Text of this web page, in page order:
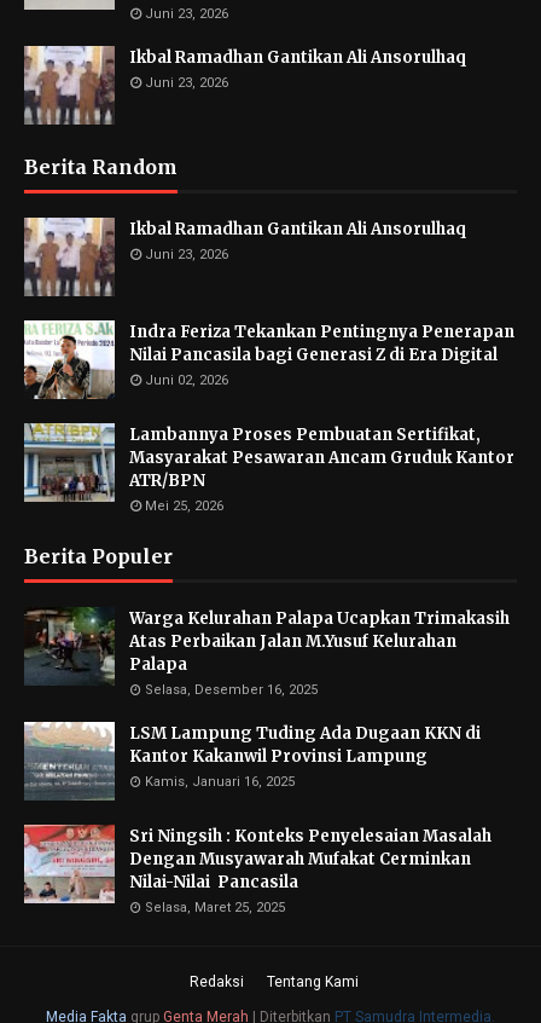
Juni 23, 2026
Ikbal Ramadhan Gantikan Ali Ansorulhaq
Juni 23, 2026
Berita Random
Ikbal Ramadhan Gantikan Ali Ansorulhaq
Juni 23, 2026
Indra Feriza Tekankan Pentingnya Penerapan
Nilai Pancasila bagi Generasi Z di Era Digital
Juni 02, 2026
Lambannya Proses Pembuatan Sertifikat,
Masyarakat Pesawaran Ancam Gruduk Kantor
ATR/BPN
Mei 25, 2026
Berita Populer
Warga Kelurahan Palapa Ucapkan Trimakasih
Atas Perbaikan Jalan M.Yusuf Kelurahan
Palapa
Selasa, Desember 16, 2025
LSM Lampung Tuding Ada Dugaan KKN di
Kantor Kakanwil Provinsi Lampung
Kamis, Januari 16, 2025
Sri Ningsih : Konteks Penyelesaian Masalah
Dengan Musyawarah Mufakat Cerminkan
Nilai-Nilai Pancasila
Selasa, Maret 25, 2025
Redaksi Tentang Kami
Media Fakta grup Genta Merah Diterbitkan PT Samudra Intermedia.